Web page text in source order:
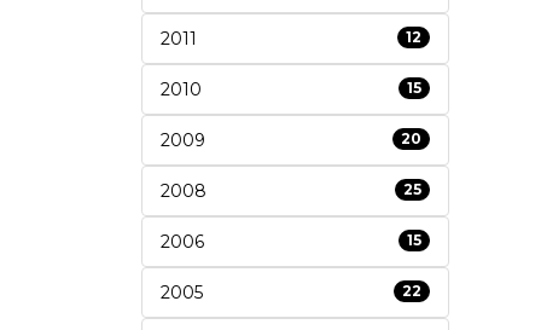
2011 12
2010 15
2009 20
2008 25
2006 15
2005 22